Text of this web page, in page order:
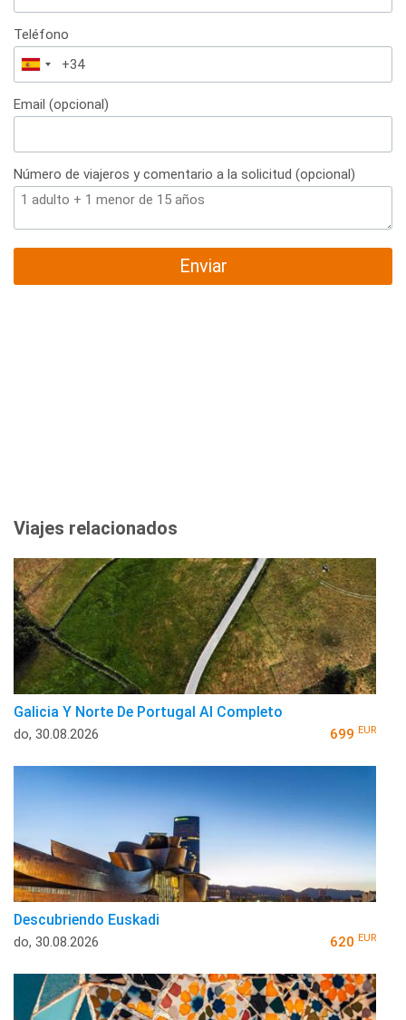
Teléfono
España
+34
Email (opcional)
Número de viajeros y comentario a la solicitud (opcional)
Enviar
Viajes relacionados
Galicia Y Norte De Portugal Al Completo
do, 30.08.2026 699 EUR
Descubriendo Euskadi
do, 30.08.2026 620 EUR